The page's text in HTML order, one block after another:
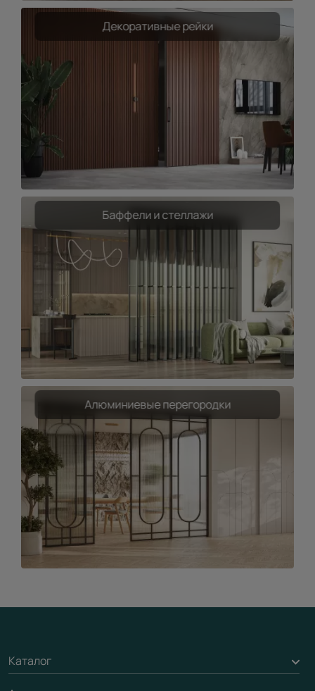
Декоративные рейки
Баффели и стеллажи
Алюминиевые перегородки
Каталог